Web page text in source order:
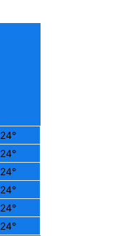
24°
24°
24°
24°
24°
24°